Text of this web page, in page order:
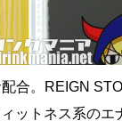
合。REIGN
ットネス系のエ